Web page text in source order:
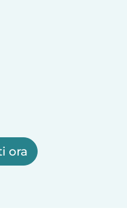
ora